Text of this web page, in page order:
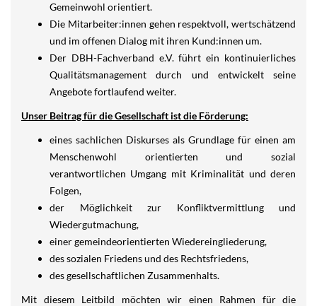
Gemeinwohl orientiert.
Die Mitarbeiter:innen gehen respektvoll, wertschätzend
und im offenen Dialog mit ihren Kund:innen um.
Der DBH-Fachverband e.V. führt ein kontinuierliches
Qualitätsmanagement durch und entwickelt seine
Angebote fortlaufend weiter.
Unser Beitrag für die Gesellschaft ist die Förderung:
eines sachlichen Diskurses als Grundlage für einen am
Menschenwohl orientierten und sozial
verantwortlichen Umgang mit Kriminalität und deren
Folgen,
der Möglichkeit zur Konfliktvermittlung und
Wiedergutmachung,
einer gemeindeorientierten Wiedereingliederung,
des sozialen Friedens und des Rechtsfriedens,
des gesellschaftlichen Zusammenhalts.
Mit diesem Leitbild möchten wir einen Rahmen für die